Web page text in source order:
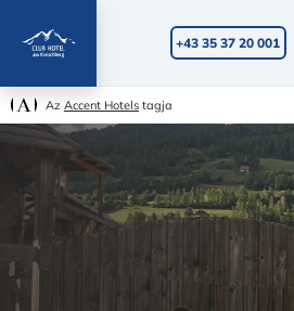
Az Accent Hotels tagja
+43 35 37 20 001